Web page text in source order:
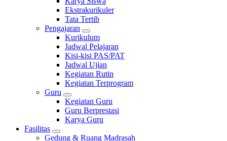
Ekstrakurikuler
Tata Tertib
Pengajaran
Kurikulum
Jadwal Pelajaran
Kisi-kisi PAS/PAT
Jadwal Ujian
Kegiatan Rutin
Kegiatan Terprogram
Guru
Kegiatan Guru
Guru Berprestasi
Karya Guru
Fasilitas
Gedung & Ruang Madrasah